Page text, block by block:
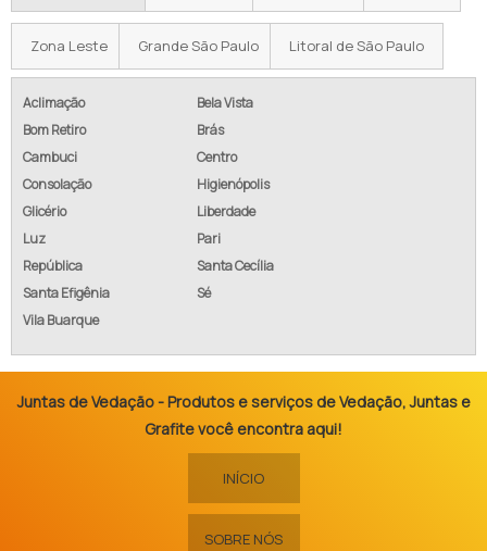
Zona Leste Grande São Paulo Litoral de São Paulo
Aclimação
Bela Vista
Bom Retiro
Brás
Cambuci
Centro
Consolação
Higienópolis
Glicério
Liberdade
Luz
Pari
República
Santa Cecília
Santa Efigênia
Sé
Vila Buarque
Juntas de Vedação - Produtos e serviços de Vedação, Juntas e
Grafite você encontra aqui!
INÍCIO
SOBRE NÓS